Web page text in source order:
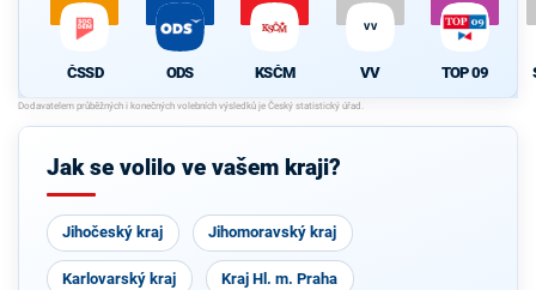
ČSSD ODS KSČM
VV
VV TOP 09
Jak se volilo ve vašem kraji?
Jihočeský kraj Jihomoravský kraj
Karlovarský kraj Kraj Hl. m. Praha